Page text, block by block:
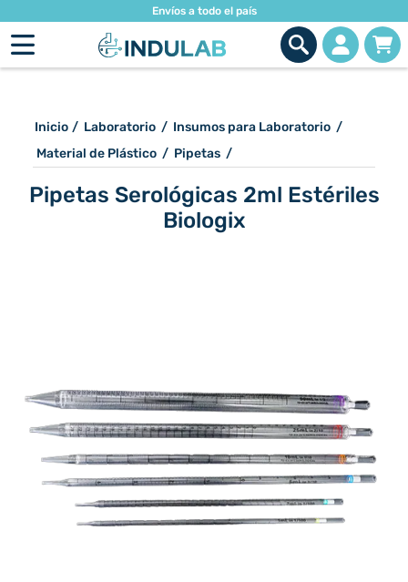
Envíos a todo el país
Inicio / Laboratorio / Insumos para Laboratorio /
Material de Plástico / Pipetas /
Pipetas Serológicas 2ml Estériles
Biologix